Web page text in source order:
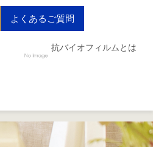
よくあるご質問
抗バイオフィルムとは